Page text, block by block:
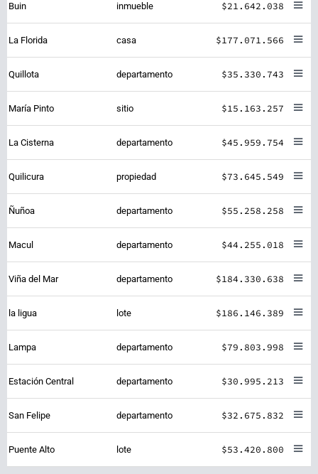
Buin inmueble $21.642.038
La Florida casa $177.071.566
Quillota departamento $35.330.743
María Pinto sitio $15.163.257
La Cisterna departamento $45.959.754
Quilicura propiedad $73.645.549
Ñuñoa departamento $55.258.258
Macul departamento $44.255.018
Viña del Mar departamento $184.330.638
la ligua lote $186.146.389
Lampa departamento $79.803.998
Estación Central departamento $30.995.213
San Felipe departamento $32.675.832
Puente Alto lote $53.420.800